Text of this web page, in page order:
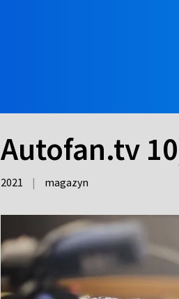
Autofan.tv
2021 | magazyn